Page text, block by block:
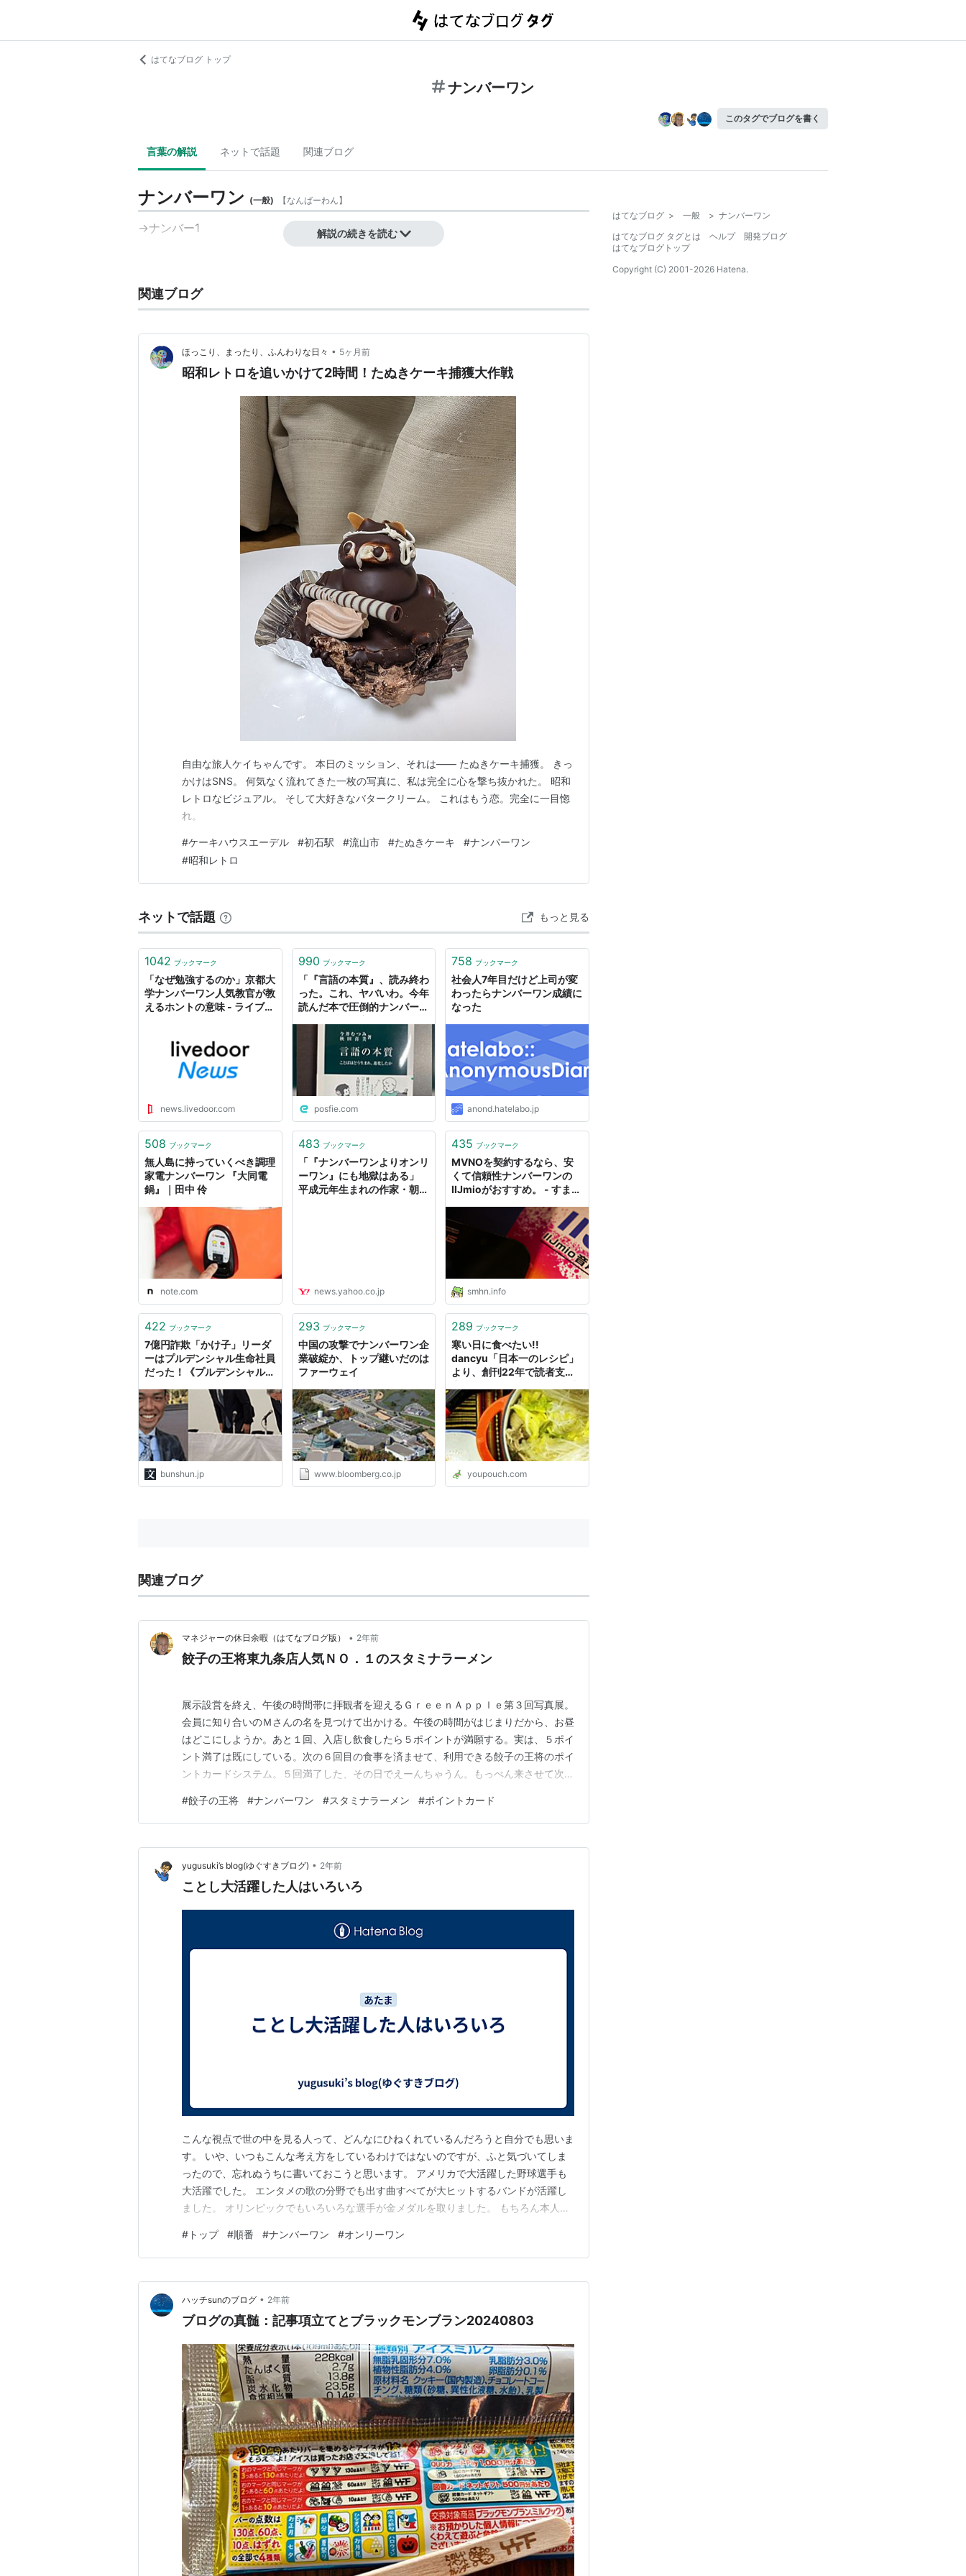
はてなブログ トップ
ナンバーワン
このタグでブログを書く
言葉の解説 ネットで話題 関連ブログ
ナンバーワン (一般) 【なんばーわん】
→ナンバー1 解説の続きを読む
関連ブログ
ほっこり、まったり、ふんわりな日々 • 5ヶ月前
昭和レトロを追いかけて2時間！たぬきケーキ捕獲大作戦
自由な旅人ケイちゃんです。 本日のミッション、それは―― たぬきケーキ捕獲。 きっ
かけはSNS。 何気なく流れてきた一枚の写真に、私は完全に心を撃ち抜かれた。 昭和
レトロなビジュアル。 そして大好きなバタークリーム。 これはもう恋。完全に一目惚
れ。
#ケーキハウスエーデル #初石駅 #流山市 #たぬきケーキ #ナンバーワン
#昭和レトロ
ネットで話題 もっと見る
1042 ブックマーク
「なぜ勉強するのか」京都大
学ナンバーワン人気教官が教
えるホントの意味 - ライブド
news.livedoor.com
990 ブックマーク
「『言語の本質』、読み終わ
った。これ、ヤバいわ。今年
読んだ本で圧倒的ナンバーワ
ちで読んでたら、おもしろす
ぎて動悸が早くなって、しん
どくて読むのをやめた本は多
分人生初です」
posfie.com
758 ブックマーク
社会人7年目だけど上司が変
わったらナンバーワン成績に
なった
anond.hatelabo.jp
508 ブックマーク
無人島に持っていくべき調理
家電ナンバーワン 『大同電
鍋』｜田中 伶
note.com
483 ブックマーク
「『ナンバーワンよりオンリ
ーワン』にも地獄はある」
平成元年生まれの作家・朝井
news.yahoo.co.jp
435 ブックマーク
MVNOを契約するなら、安
くて信頼性ナンバーワンの
IIJmioがおすすめ。 - すまほ
smhn.info
422 ブックマーク
7億円詐欺「かけ子」リーダ
ーはプルデンシャル生命社員
だった！《プルデンシャル時
接点》《全国ナンバーワン支
社でデート商法を…》 | 週刊
文春
bunshun.jp
293 ブックマーク
中国の攻撃でナンバーワン企
業破綻か、トップ継いだのは
ファーウェイ
www.bloomberg.co.jp
289 ブックマーク
寒い日に食べたい!!
dancyu「日本一のレシピ」
より、創刊22年で読者支持
理「妹尾河童さんのピェンロ
ー」をつくってみたよ
youpouch.com
関連ブログ
マネジャーの休日余暇（はてなブログ版） • 2年前
餃子の王将東九条店人気ＮＯ．１のスタミナラーメン
展示設営を終え、午後の時間帯に拝観者を迎えるＧｒｅｅｎＡｐｐｌｅ第３回写真展。
会員に知り合いのＭさんの名を見つけて出かける。午後の時間がはじまりだから、お昼
はどこにしようか。あと１回、入店し飲食したら５ポイントが満願する。実は、５ポイ
ント満了は既にしている。次の６回目の食事を済ませて、利用できる餃子の王将のポイ
ントカードシステム。５回満了した、その日でえーんちゃうん。もっぺん来させて次の
た１００円の割引に、せっせ、せっせと通って食事した餃子の王将店。チェーン店だか
ら良し、とするが、ほんまにセコいシステムじゃ。今回は、…
#餃子の王将 #ナンバーワン #スタミナラーメン #ポイントカード
yugusuki’s blog(ゆぐすきブログ) • 2年前
ことし大活躍した人はいろいろ
こんな視点で世の中を見る人って、どんなにひねくれているんだろうと自分でも思いま
す。 いや、いつもこんな考え方をしているわけではないのですが、ふと気づいてしま
ったので、忘れぬうちに書いておこうと思います。 アメリカで大活躍した野球選手も
大活躍でした。 エンタメの歌の分野でも出す曲すべてが大ヒットするバンドが活躍し
ました。 オリンピックでもいろいろな選手が金メダルを取りました。 もちろん本人の
ップがいればビリがいるのです。 １番目がいれば２番目があるのです。 メディアで取
り上げられるのは、ほぼ１番目でしょう。 メディ…
# トップ #順番 #ナンバーワン #オンリーワン
ハッチsunのブログ • 2年前
ブログの真髄：記事項立てとブラックモンブラン20240803
はてなブログ > 一般 > ナンバーワン
はてなブログ タグとは
ヘルプ
開発ブログ
はてなブログトップ
Copyright (C) 2001-2026 Hatena.